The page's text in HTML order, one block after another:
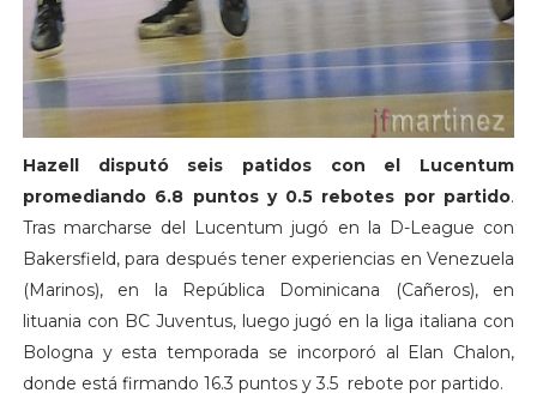
Hazell disputó seis patidos con el Lucentum
promediando 6.8 puntos y 0.5 rebotes por partido.
Tras marcharse del Lucentum jugó en la D-League con
Bakersfield, para después tener experiencias en Venezuela
(Marinos), en la República Dominicana (Cañeros), en
lituania con BC Juventus, luego jugó en la liga italiana con
Bologna y esta temporada se incorporó al Elan Chalon,
donde está firmando 16.3 puntos y 3.5 rebote por partido.